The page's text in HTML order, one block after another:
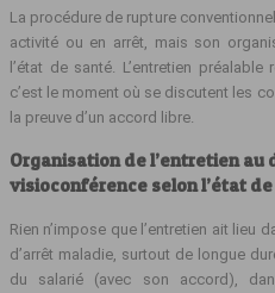
La procédure de rupture
activité ou en arrêt, mais son
l’état de santé. L’entretien
c’est le moment où se discutent les
la preuve d’un accord libre.
Organisation de l’entretien au
visioconférence selon l’état
Rien n’impose que l’entretien ait lieu
d’arrêt maladie, surtout de longue
du salarié (avec son accord),